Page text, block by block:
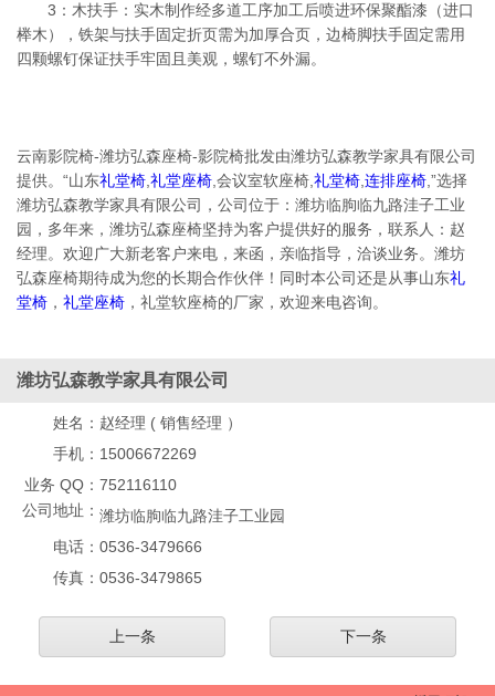
3：木扶手：实木制作经多道工序加工后喷进环保聚酯漆（进口
榉木），铁架与扶手固定折页需为加厚合页，边椅脚扶手固定需用
四颗螺钉保证扶手牢固且美观，螺钉不外漏。
云南影院椅-潍坊弘森座椅-影院椅批发由潍坊弘森教学家具有限公司
提供。“山东礼堂椅 礼堂座椅 ,会议室软座椅, 礼堂椅 连排座椅 ,”选择
潍坊弘森教学家具有限公司，公司位于：潍坊临朐临九路洼子工业
园，多年来，潍坊弘森座椅坚持为客户提供好的服务，联系人：赵
经理。欢迎广大新老客户来电，来函，亲临指导，洽谈业务。潍坊
弘森座椅期待成为您的长期合作伙伴！同时本公司还是从事山东礼
堂椅 ， 礼堂座椅 ，礼堂软座椅的厂家，欢迎来电咨询。
潍坊弘森教学家具有限公司
姓名： 赵经理 ( 销售经理 ）
手机： 15006672269
业务 QQ： 752116110
公司地址： 潍坊临朐临九路洼子工业园
电话： 0536-3479666
传真： 0536-3479865
上一条 下一条